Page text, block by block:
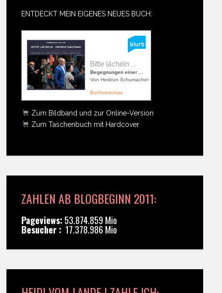
ENTDECKT MEIN EIGENES NEUES BUCH:
Bitte lächeln ...
Begegnungen einer ...
Von Heidrun Schumacher
Buchvorschau
Zum Bildband und zur Online-Version
Zum Taschenbuch mit Hardcover
ZAHLEN AB BLOGBEGINN 2011:
Pageviews: 53.874.859 Mio
Besucher : 17.378.986 Mio